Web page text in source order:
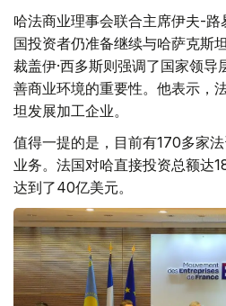
哈法商业理事会联合主席伊夫-路
国投资者仍准备继续与哈萨克斯
裁盖伊·西多斯则强调了国家领导
善商业环境的重要性。他表示，
坦发展加工企业。
值得一提的是，目前有170多家
业务。法国对哈直接投资总额达
达到了40亿美元。